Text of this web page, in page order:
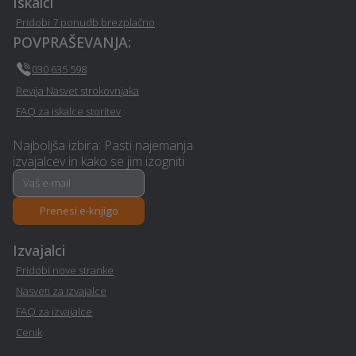
Starse
Starse
E-učenje na daljavo -
Pravno svetovanje in
storitve - Starse
Wellness - Starse
Avto storitve in oprema -
Pridobi 7 ponudb brezplačno
POVPRAŠEVANJA:
030 635 598
Revija Nasvet strokovnjaka
FAQ za iskalce storitev
Najboljša izbira: Pasti najemanja
izvajalcev in kako se jim izogniti
Prenesi e-knjigo
Izvajalci
Pridobi nove stranke
Nasveti za izvajalce
FAQ za izvajalce
Cenik